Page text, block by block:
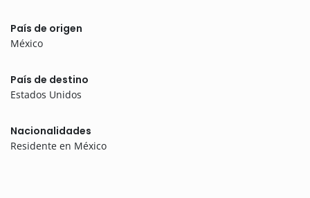
País de origen
México
País de destino
Estados Unidos
Nacionalidades
Residente en México